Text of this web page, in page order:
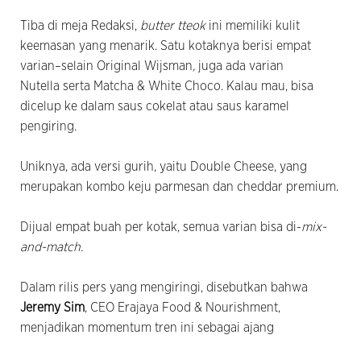
Tiba di meja Redaksi, butter tteokini memiliki kulit
keemasan yang menarik. Satu kotaknya berisi empat
varian–selain Original Wijsman, juga ada varian
Nutella serta Matcha & White Choco. Kalau mau, bisa
dicelup ke dalam saus cokelat atau saus karamel
pengiring.
Uniknya, ada versi gurih, yaitu Double Cheese, yang
merupakan kombo keju parmesan dan cheddar premium.
Dijual empat buah per kotak, semua varian bisa di-mix-
and-match.
Dalam rilis pers yang mengiringi, disebutkan bahwa
Jeremy Sim, CEO Erajaya Food & Nourishment,
menjadikan momentum tren ini sebagai ajang